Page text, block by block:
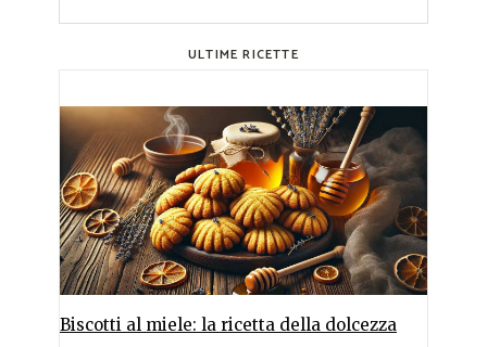
ULTIME RICETTE
Biscotti al miele: la ricetta della dolcezza